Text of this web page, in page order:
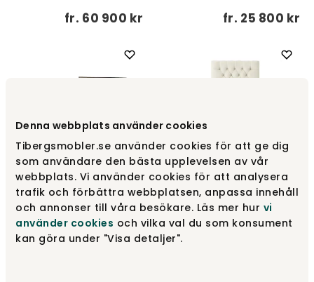
Denna webbplats använder cookies
Tibergsmobler.se använder cookies för att ge dig
som användare den bästa upplevelsen av vår
webbplats. Vi använder cookies för att analysera
trafik och förbättra webbplatsen, anpassa innehåll
och annonser till våra besökare. Läs mer hur vi
använder cookies och vilka val du som konsument
kan göra under "Visa detaljer".
fr. 60 900 kr fr. 25 800 kr
Superior
Kontinentalsäng | Låg
Englesson
fr.25 800 kr
Superior Ramsäng
Englesson